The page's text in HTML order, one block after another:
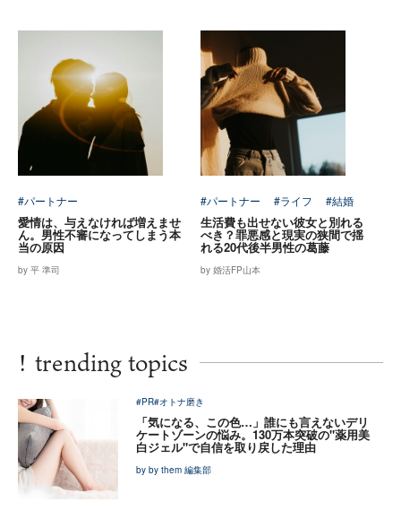
#パートナー
愛情は、与えなければ増えませ
ん。男性不審になってしまう本
当の原因
by 平 準司
#パートナー #ライフ #結婚
生活費も出せない彼女と別れる
べき？罪悪感と現実の狭間で揺
れる20代後半男性の葛藤
by 婚活FP山本
! trending topics
#PR#オトナ磨き
「気になる、この色…」誰にも言えないデリ
ケートゾーンの悩み。130万本突破の"薬用美
白ジェル"で自信を取り戻した理由
by by them 編集部